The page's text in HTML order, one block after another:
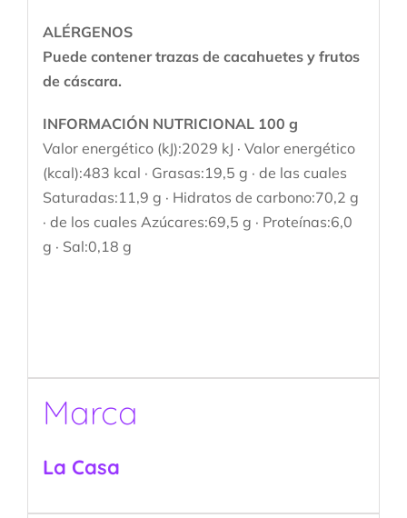
ALÉRGENOS
Puede contener trazas de cacahuetes y frutos
de cáscara.
INFORMACIÓN NUTRICIONAL 100 g
Valor energético (kJ):2029 kJ · Valor energético
(kcal):483 kcal · Grasas:19,5 g · de las cuales
Saturadas:11,9 g · Hidratos de carbono:70,2 g
· de los cuales Azúcares:69,5 g · Proteínas:6,0
g · Sal:0,18 g
Marca
La Casa